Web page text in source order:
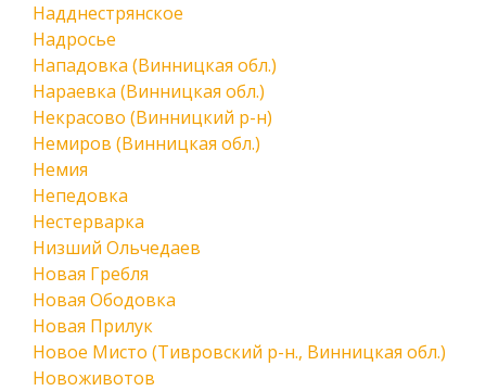
Надднестрянское
Надросье
Нападовка (Винницкая обл.)
Нараевка (Винницкая обл.)
Некрасово (Винницкий р-н)
Немиров (Винницкая обл.)
Немия
Непедовка
Нестерварка
Низший Ольчедаев
Новая Гребля
Новая Ободовка
Новая Прилук
Новое Мисто (Тивровский р-н., Винницкая обл.)
Новоживотов